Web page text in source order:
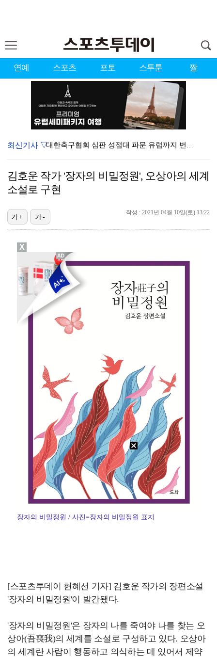
연예 스포츠 포토 스투툰 짤
대한축구협회 심판 성접대 파문 유럽까지 번졌다…佛 매체…
'첫 승 도전' 장은수 "우승 의식하기보다 내 플레이에…
[ST포토] 호세 히메네스, 한국 팬들 외침에 미소
[ST포토] 이강인, 이적 후 밝아진 얼굴
[ST포토] 이강인, 환하게 웃으며
[ST포토] 이강인 보는 토마르마
[ST포토] 이강인, 달리는 슛돌이
최신기사 ▽
김호운 작가 '장자의 비밀정원', 오상아의 세계
소설로 구현
작성 : 2021년 04월 10일(토) 13:22
가+ 가-
장자의 비밀정원 / 사진=장자의 비밀정원 표지
[스포츠투데이 현혜선 기자] 김호운 작가의 장편소설
'장자의 비밀정원'이 발간됐다.
'장자의 비밀정원'은 장자의 나를 죽여야 나를 찾는 오
상아(吾喪我)의 세계를 소설로 구성하고 있다. 오상아
의 세계란 사람이 행동하고 의식하는 데 있어서 제약
X